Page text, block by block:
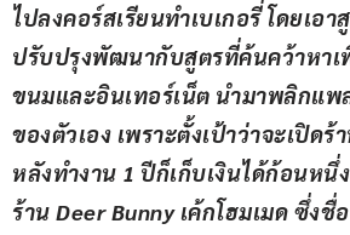
ไปลงคอร์สเรียนทำเบเกอรี่ โดยเอา
ปรับปรุงพัฒนากับสูตรที่ค้นคว้าหาเ
ขนมและอินเทอร์เน็ต นำมาพลิกแพ
ของตัวเอง เพราะตั้งเป้าว่าจะเปิดร้
หลังทำงาน 1 ปีก็เก็บเงินได้ก้อนหนึ่
ร้าน Deer Bunny เค้กโฮมเมด ซึ่งชื่